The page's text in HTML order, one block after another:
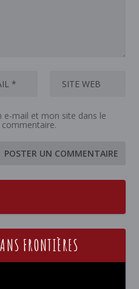
mail et mon site dans le
FRONTIÈRES